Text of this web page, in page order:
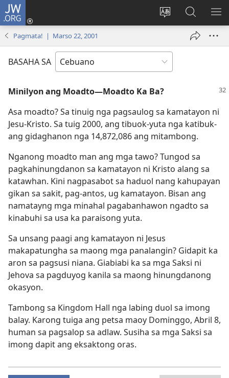
JW.ORG
Ilisi
pinulongan
sa
site
Log
ug
window)
Pangitaa
sa
JW.ORG
Pagmata! | Marso 22, 2001
BASAHA SA
Minilyon ang Moadto—Moadto Ka Ba?
Asa moadto? Sa tinuig nga pagsaulog sa kamatayon ni
Jesu-Kristo. Sa tuig 2000, ang tibuok-yuta nga katibuk-
ang gidaghanon nga 14,872,086 ang mitambong.
Nganong moadto man ang mga tawo? Tungod sa
pagkahinungdanon sa kamatayon ni Kristo alang sa
katawhan. Kini nagpasabot sa haduol nang kahupayan
gikan sa sakit, pag-antos, ug kamatayon. Bisan ang
namatayng mga minahal pagabanhawon ngadto sa
kinabuhi sa usa ka paraisong yuta.
Sa unsang paagi ang kamatayon ni Jesus
makapatungha sa maong mga panalangin? Gidapit ka
aron sa pagsusi niana. Giabiabi ka sa mga Saksi ni
Jehova sa pagduyog kanila sa maong hinungdanong
okasyon.
Tambong sa Kingdom Hall nga labing duol sa imong
balay. Karong tuiga ang petsa maoy Dominggo, Abril 8,
human sa pagsalop sa adlaw. Susiha sa mga Saksi sa
imong dapit ang eksaktong oras.